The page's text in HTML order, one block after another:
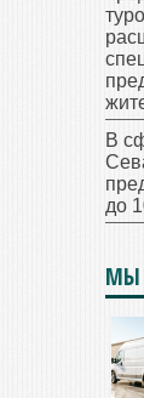
В
до
МЫ